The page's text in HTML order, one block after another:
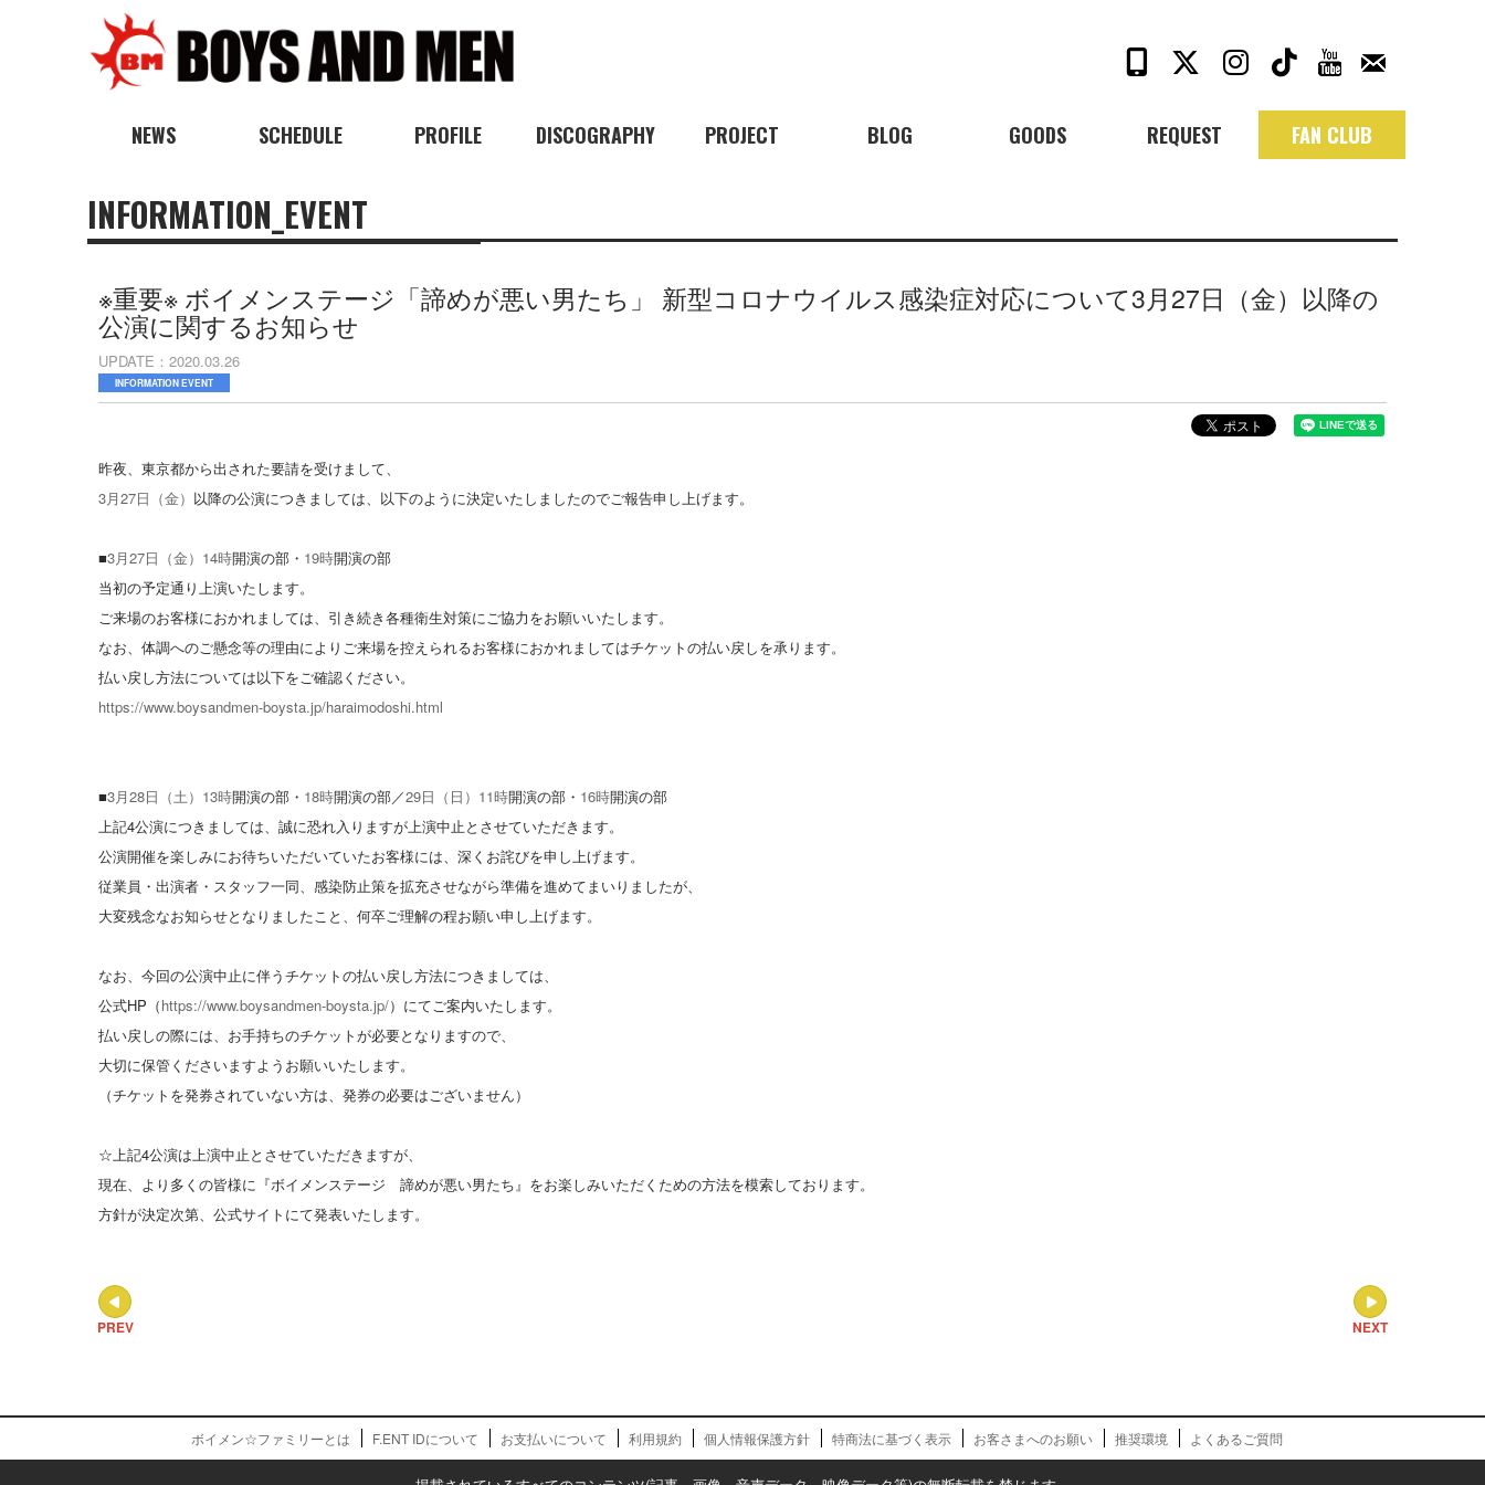
NEWS SCHEDULE PROFILE DISCOGRAPHY PROJECT BLOG GOODS REQUEST FAN CLUB
INFORMATION_EVENT
※重要※ ボイメンステージ「諦めが悪い男たち」 新型コロナウイルス感染症対応について3月27日（金）以降の
公演に関するお知らせ
UPDATE 2020.03.26
INFORMATION EVENT
昨夜、東京都から出された要請を受けまして、
3月27日（金） 以降の公演につきましては、以下のように決定いたしましたのでご報告申し上げます。
■3月27日（金） 14時開演の部・ 19時開演の部
当初の予定通り上演いたします。
ご来場のお客様におかれましては、引き続き各種衛生対策にご協力をお願いいたします。
なお、体調へのご懸念等の理由によりご来場を控えられるお客様におかれましてはチケットの払い戻しを承ります。
払い戻し方法については以下をご確認ください。
https://www.boysandmen-boysta.jp/haraimodoshi.html
■3月28日（土） 13時開演の部・ 18時開演の部／29日（日） 11時開演の部・ 16時開演の部
上記4公演につきましては、誠に恐れ入りますが上演中止とさせていただきます。
公演開催を楽しみにお待ちいただいていたお客様には、深くお詫びを申し上げます。
従業員・出演者・スタッフ一同、感染防止策を拡充させながら準備を進めてまいりましたが、
大変残念なお知らせとなりましたこと、何卒ご理解の程お願い申し上げます。
なお、今回の公演中止に伴うチケットの払い戻し方法につきましては、
公式HP（https://www.boysandmen-boysta.jp/）にてご案内いたします。
払い戻しの際には、お手持ちのチケットが必要となりますので、
大切に保管くださいますようお願いいたします。
（チケットを発券されていない方は、発券の必要はございません）
☆上記4公演は上演中止とさせていただきますが、
現在、より多くの皆様に『ボイメンステージ 諦めが悪い男たち』をお楽しみいただくための方法を模索しております。
方針が決定次第、公式サイトにて発表いたします。
NEXT
PREV
ボイメン☆ファミリーとは F.ENT IDについて お支払いについて 利用規約 個人情報保護方針 特商法に基づく表示 お客さまへのお願い 推奨環境 よくあるご質問